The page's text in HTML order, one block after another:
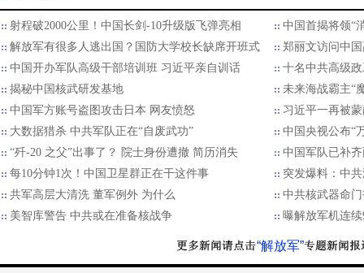
射程破2000公里！中国长剑-10升级版飞弹亮相
中国首揭将领“
解放军有很多人逃出国？国防大学校长缺席开班式
郑丽文访问中
中国开办军队高级干部培训班 习近平亲自训话
十名中共高级
揭秘中国核武研发基地
未来海战霸主“
中国军方账号盗图攻击日本 网友愤怒
习近平一再被
大数据猎杀 中共军队正在“自废武功”
中国央视公布“
“歼-20 之父”出事了？ 院士身份遭撤 简历消失
中国军队已补
每10分钟1次！中国卫星群正在干这件事
突发爆料：中
共军高层大清洗 董军例外 为什么
中共核武器命
美智库警告 中共或在准备核战争
曝解放军机连
“解放军”